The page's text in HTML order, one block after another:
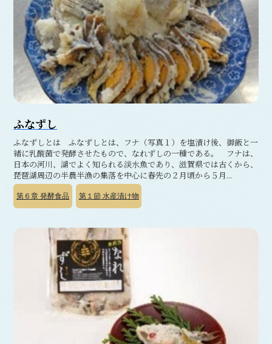
ふなずし
ふなずしとは ふなずしとは、フナ（写真１）を塩漬け後、御飯と一
緒に乳酸菌で発酵させたもので、なれずしの一種である。 フナは、
日本の河川、湖でよく知られる淡水魚であり、滋賀県では古くから、
琵琶湖周辺の半農半漁の集落を中心に春先の２月頃から５月...
第６章 発酵食品 第１節水産漬け物